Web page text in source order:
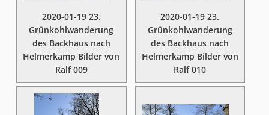
2020-01-19 23.
Grünkohlwanderung
des Backhaus nach
Helmerkamp Bilder von
Ralf 009
2020-01-19 23.
Grünkohlwanderung
des Backhaus nach
Helmerkamp Bilder von
Ralf 010